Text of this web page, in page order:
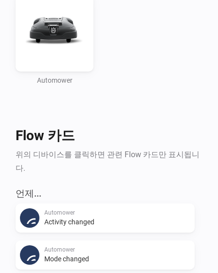
Automower
Flow 카드
위의 디바이스를 클릭하면 관련 Flow 카드만 표시됩니
다.
언제...
Automower
Activity changed
Automower
Mode changed